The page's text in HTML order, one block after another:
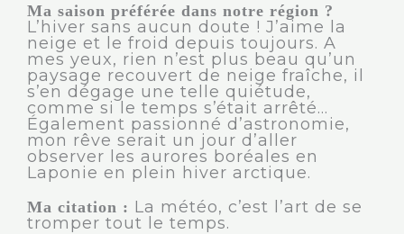
Ma saison préférée dans notre région ?
L’hiver sans aucun doute ! J’aime la
neige et le froid depuis toujours. A
mes yeux, rien n’est plus beau qu’un
paysage recouvert de neige fraîche, il
s’en dégage une telle quiétude,
comme si le temps s’était arrêté…
Également passionné d’astronomie,
mon rêve serait un jour d’aller
observer les aurores boréales en
Laponie en plein hiver arctique.
Ma citation : La météo, c’est l’art de se
tromper tout le temps.